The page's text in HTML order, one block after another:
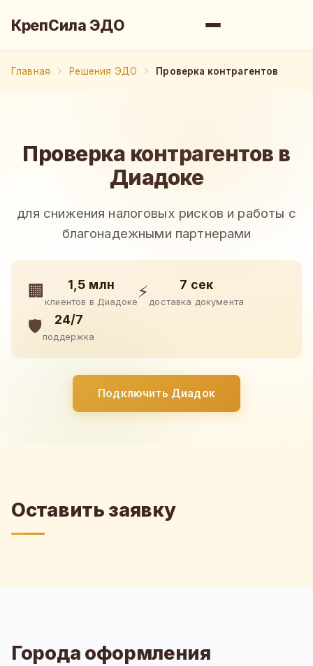
КрепСила ЭДО
Главная Решения ЭДО Проверка контрагентов
Проверка контрагентов в
Диадоке
для снижения налоговых рисков и работы с
благонадежными партнерами
🏢 1,5 млн
клиентов в Диадоке
⚡ 7 сек
доставка документа
🛡️ 24/7
поддержка
Подключить Диадок
Оставить заявку
Города оформления